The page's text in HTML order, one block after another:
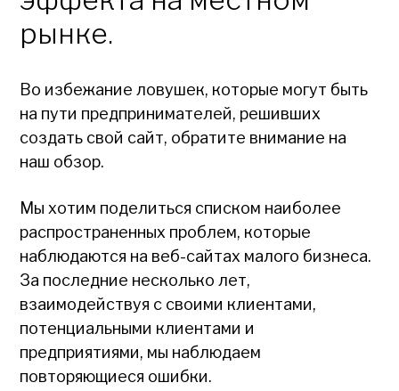
рынке.
Во избежание ловушек, которые могут быть
на пути предпринимателей, решивших
создать свой сайт, обратите внимание на
наш обзор.
Мы хотим поделиться списком наиболее
распространенных проблем, которые
наблюдаются на веб-сайтах малого бизнеса.
За последние несколько лет,
взаимодействуя с своими клиентами,
потенциальными клиентами и
предприятиями, мы наблюдаем
повторяющиеся ошибки.